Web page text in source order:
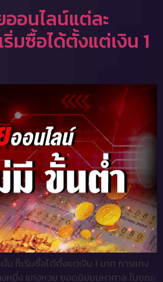
อนไลน์แต่ละ
มซื้อได้ตั้งแต่เงิน 1
ก็เริ่มซื้อได้ตั้งแต่เงิน 1 บาท การแทง
หนึ่ง แทงหวย ยอดนิยมมหาศาล ในขณะ